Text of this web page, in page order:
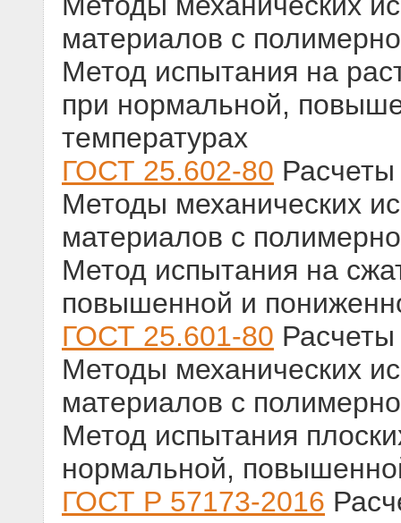
материалов с
Метод испытания на
при нормальной,
температурах
ГОСТ 25.602-80
Методы механических
материалов с
Метод испытания на
повышенной и
ГОСТ 25.601-80
Методы механических
материалов с
Метод испытания
нормальной,
ГОСТ Р 57173-2016